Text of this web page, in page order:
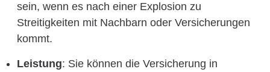
sein, wenn es nach einer Explosion zu
Streitigkeiten mit Nachbarn oder Versicherungen
kommt.
Leistung: Sie können die Versicherung in